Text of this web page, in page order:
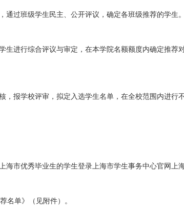
过班级学生民主、公开评议，确定各班级推荐的学生。
生进行综合评议与审定，在本学院名额额度内确定推
报学校评审，拟定入选学生名单，在全校范围内进行
海市优秀毕业生的学生登录上海市学生事务中心官网上
名单》（见附件）。